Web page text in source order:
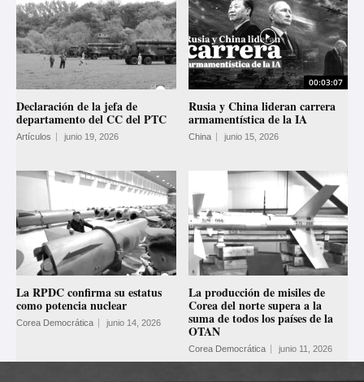
Declaración de la jefa de
departamento del CC del PTC
Artículos junio 19, 2026
00:03:07
Rusia y China lideran carrera
armamentística de la IA
China junio 15, 2026
La RPDC confirma su estatus
como potencia nuclear
Corea Democrática junio 14, 2026
La producción de misiles de
Corea del norte supera a la
suma de todos los países de la
OTAN
Corea Democrática junio 11, 2026